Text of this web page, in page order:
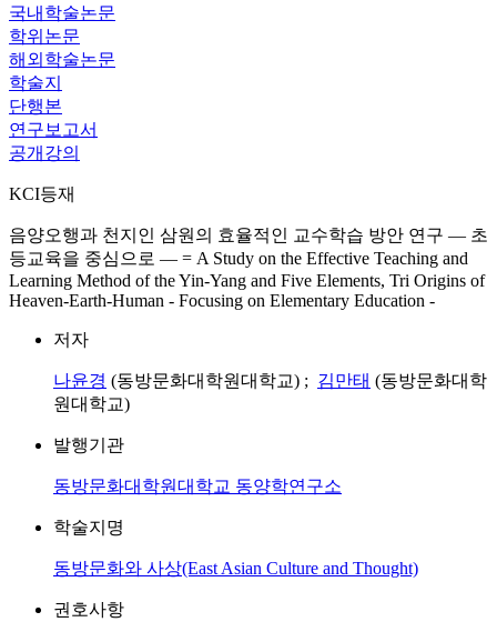
국내학술논문
학위논문
해외학술논문
학술지
단행본
연구보고서
공개강의
KCI등재
음양오행과 천지인 삼원의 효율적인 교수학습 방안 연구 — 초
등교육을 중심으로 — = A Study on the Effective Teaching and
Learning Method of the Yin-Yang and Five Elements, Tri Origins of
Heaven-Earth-Human - Focusing on Elementary Education -
저자
나윤경 (동방문화대학원대학교) ; 김만태 (동방문화대학
원대학교)
발행기관
동방문화대학원대학교 동양학연구소
학술지명
동방문화와 사상(East Asian Culture and Thought)
권호사항